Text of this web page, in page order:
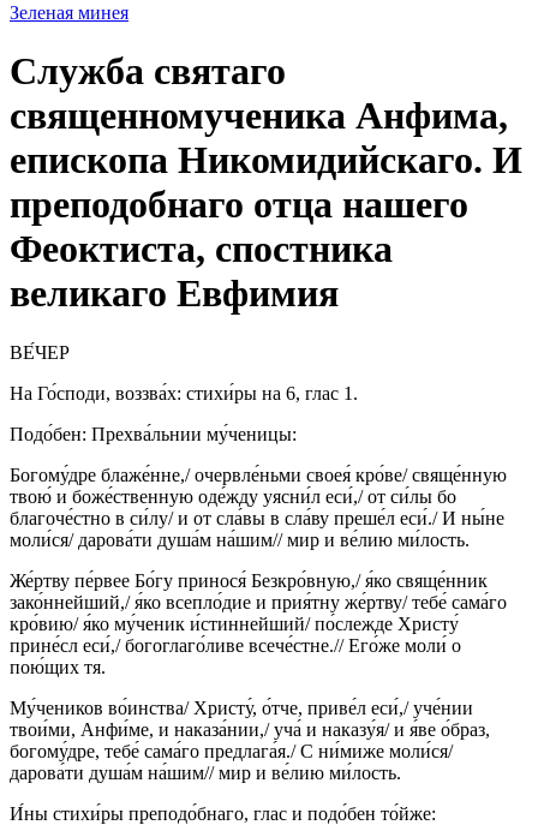
Зеленая минея
Служба святаго
священномученика Анфима,
епископа Никомидийскаго. И
преподобнаго отца нашего
Феоктиста, спостника
великаго Евфимия
ВЕ́ЧЕР
На Го́споди, воззва́х: стихи́ры на 6, глас 1.
Подо́бен: Прехва́льнии му́ченицы:
Богому́дре блаже́нне,/ очервле́ньми своея́ кро́ве/ свяще́нную
твою́ и боже́ственную оде́жду уясни́л еси́,/ от си́лы бо
благоче́стно в си́лу/ и от сла́вы в сла́ву преше́л еси́./ И ны́не
моли́ся/ дарова́ти душа́м на́шим// мир и ве́лию ми́лость.
Же́ртву пе́рвее Бо́гу принося́ Безкро́вную,/ я́ко свяще́нник
зако́ннейший,/ я́ко всепло́дие и прия́тну же́ртву/ тебе́ сама́го
кро́вию/ я́ко му́ченик и́стиннейший/ по́слежде Христу́
прине́сл еси́,/ богоглаго́ливе всече́стне.// Его́же моли́ о
пою́щих тя.
Му́чеников во́инства/ Христу́, о́тче, приве́л еси́,/ уче́нии
твои́ми, Анфи́ме, и наказа́нии,/ уча́ и наказу́я/ и я́ве о́браз,
богому́дре, тебе́ сама́го предлага́я./ С ни́миже моли́ся/
дарова́ти душа́м на́шим// мир и ве́лию ми́лость.
И́ны стихи́ры преподо́бнаго, глас и подо́бен то́йже: